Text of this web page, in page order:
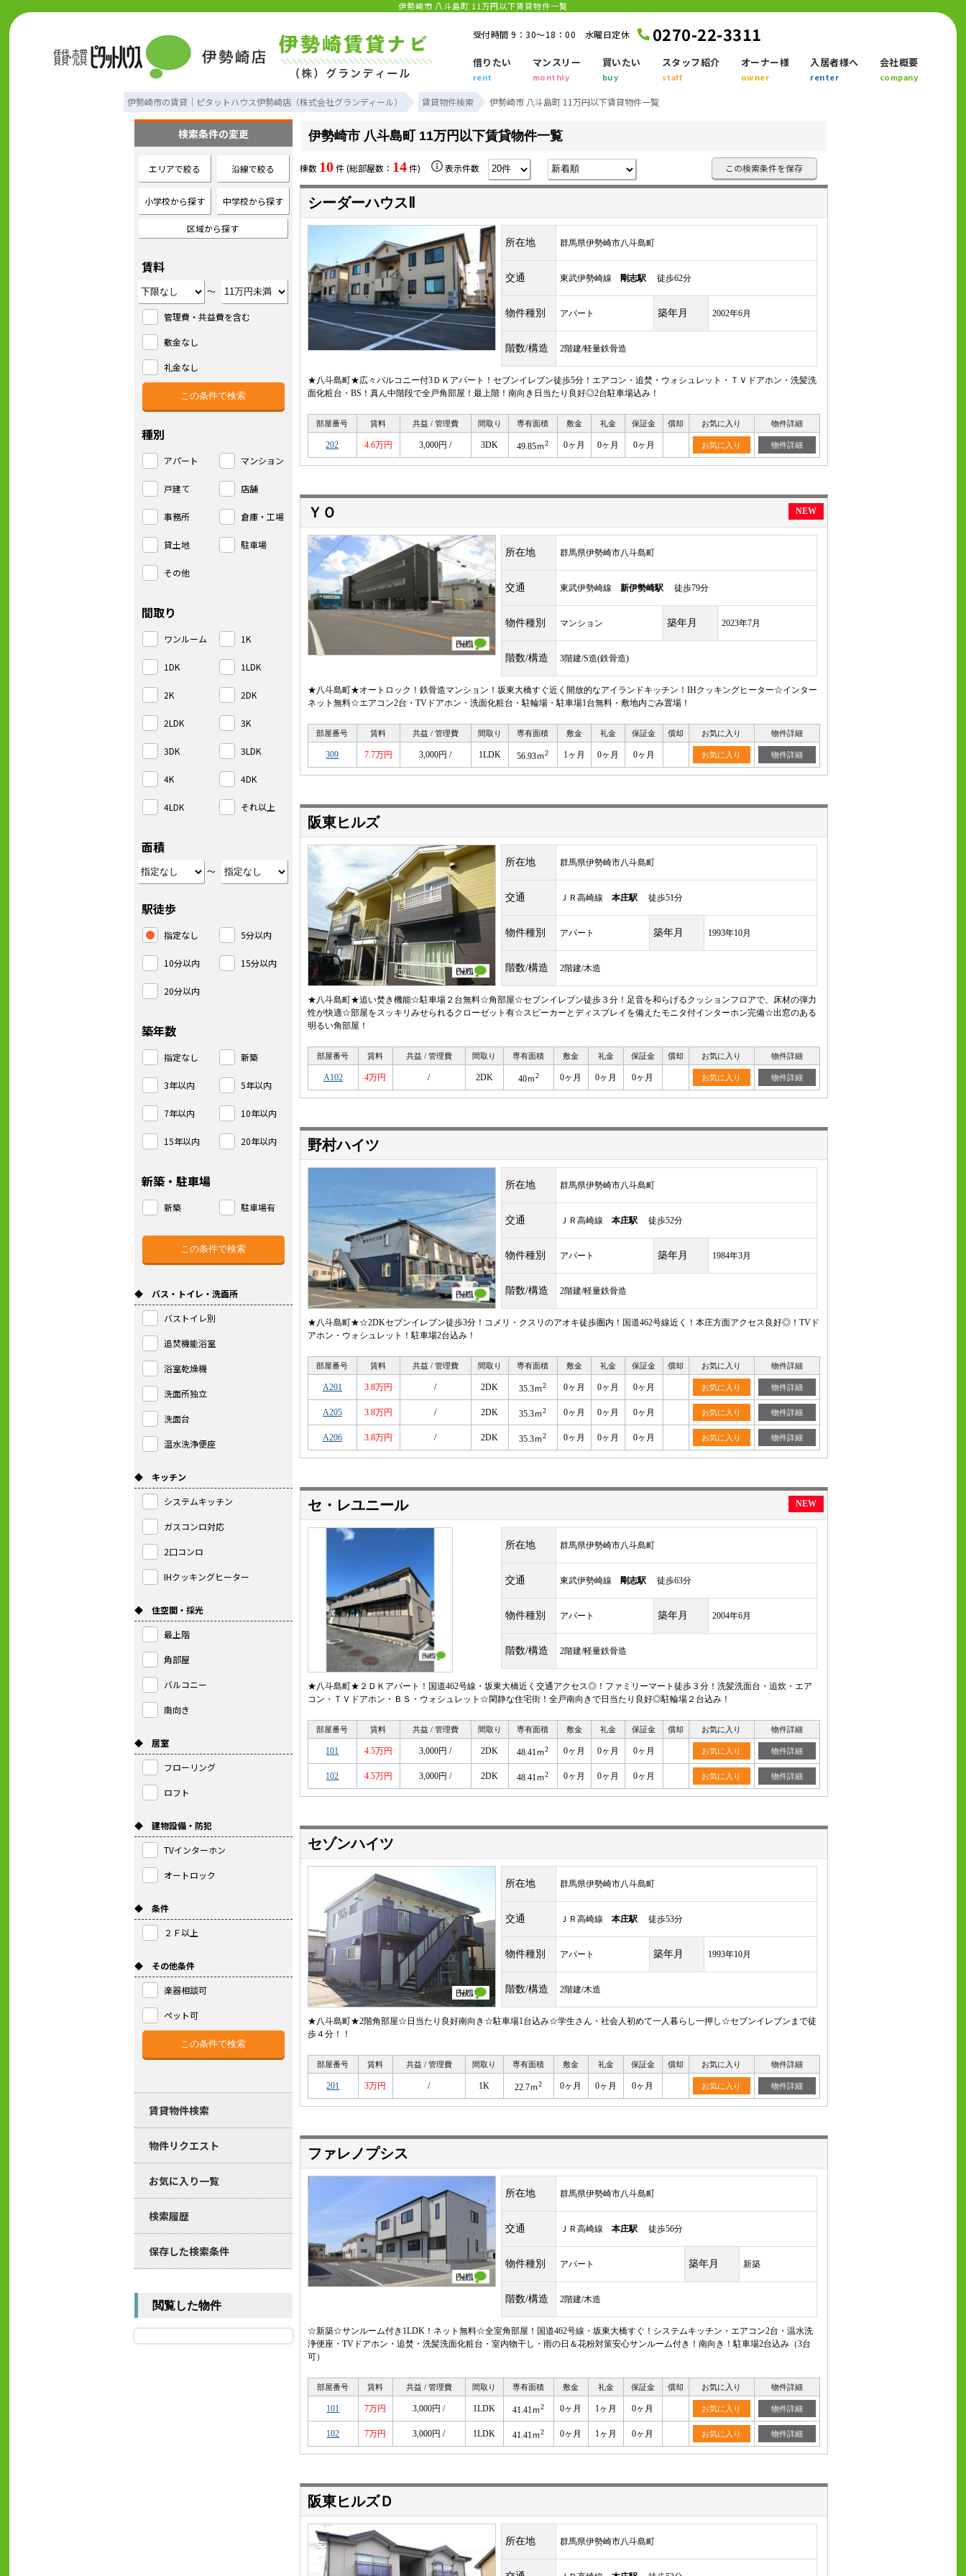
伊勢崎市 八斗島町 11万円以下賃貸物件一覧
受付時間 9：30～18：00 水曜日定休 0270-22-3311
借りたい
rent
マンスリー
monthly
買いたい
buy
スタッフ紹介
staff
オーナー様
owner
入居者様へ
renter
会社概要
company
伊勢崎市の賃貸｜ピタットハウス伊勢崎店（株式会社グランディール） 賃貸物件検索 伊勢崎市 八斗島町 11万円以下賃貸物件一覧
伊勢崎市 八斗島町 11万円以下賃貸物件一覧
棟数 10件 (総部屋数： 14件) 表示件数 この検索条件を保存
シーダーハウスⅡ
所在地 群馬県伊勢崎市八斗島町
交通 東武伊勢崎線 剛志駅徒歩62分
物件種別 アパート 築年月 2002年6月
階数/構造 2階建/軽量鉄骨造
★八斗島町★広々バルコニー付3ＤＫアパート！セブンイレブン徒歩5分！エアコン・追焚・ウォシュレット・ＴＶドアホン・洗髪洗
面化粧台・BS！真ん中階段で全戸角部屋！最上階！南向き日当たり良好◎2台駐車場込み！
部屋番号 賃料 共益 / 管理費 間取り 専有面積 敷金 礼金 保証金 償却 お気に入り 物件詳細
202 4.6万円 3,000円 / 3DK 49.85ｍ2 0ヶ月 0ヶ月 0ヶ月 お気に入り 物件詳細
ＹＯ NEW
所在地 群馬県伊勢崎市八斗島町
交通 東武伊勢崎線 新伊勢崎駅徒歩79分
物件種別 マンション 築年月 2023年7月
階数/構造 3階建/S造(鉄骨造)
★八斗島町★オートロック！鉄骨造マンション！坂東大橋すぐ近く開放的なアイランドキッチン！IHクッキングヒーター☆インター
ネット無料☆エアコン2台・TVドアホン・洗面化粧台・駐輪場・駐車場1台無料・敷地内ごみ置場！
部屋番号 賃料 共益 / 管理費 間取り 専有面積 敷金 礼金 保証金 償却 お気に入り 物件詳細
309 7.7万円 3,000円 / 1LDK 56.93ｍ2 1ヶ月 0ヶ月 0ヶ月 お気に入り 物件詳細
阪東ヒルズ
所在地 群馬県伊勢崎市八斗島町
交通 ＪＲ高崎線 本庄駅徒歩51分
物件種別 アパート 築年月 1993年10月
階数/構造 2階建/木造
★八斗島町★追い焚き機能☆駐車場２台無料☆角部屋☆セブンイレブン徒歩３分！足音を和らげるクッションフロアで、床材の弾力
性が快適☆部屋をスッキリみせられるクローゼット有☆スピーカーとディスプレイを備えたモニタ付インターホン完備☆出窓のある
明るい角部屋！
部屋番号 賃料 共益 / 管理費 間取り 専有面積 敷金 礼金 保証金 償却 お気に入り 物件詳細
A102 4万円 / 2DK 40ｍ2 0ヶ月 0ヶ月 0ヶ月 お気に入り 物件詳細
野村ハイツ
所在地 群馬県伊勢崎市八斗島町
交通 ＪＲ高崎線 本庄駅徒歩52分
物件種別 アパート 築年月 1984年3月
階数/構造 2階建/軽量鉄骨造
★八斗島町★☆2DKセブンイレブン徒歩3分！コメリ・クスリのアオキ徒歩圏内！国道462号線近く！本庄方面アクセス良好◎！TVド
アホン・ウォシュレット！駐車場2台込み！
部屋番号 賃料 共益 / 管理費 間取り 専有面積 敷金 礼金 保証金 償却 お気に入り 物件詳細
A201 3.8万円 / 2DK 35.3ｍ2 0ヶ月 0ヶ月 0ヶ月 お気に入り 物件詳細
A205 3.8万円 / 2DK 35.3ｍ2 0ヶ月 0ヶ月 0ヶ月 お気に入り 物件詳細
A206 3.8万円 / 2DK 35.3ｍ2 0ヶ月 0ヶ月 0ヶ月 お気に入り 物件詳細
セ・レユニール NEW
所在地 群馬県伊勢崎市八斗島町
交通 東武伊勢崎線 剛志駅徒歩63分
物件種別 アパート 築年月 2004年6月
階数/構造 2階建/軽量鉄骨造
★八斗島町★２ＤＫアパート！国道462号線・坂東大橋近く交通アクセス◎！ファミリーマート徒歩３分！洗髪洗面台・追炊・エア
コン・ＴＶドアホン・ＢＳ・ウォシュレット☆閑静な住宅街！全戸南向きで日当たり良好◎駐輪場２台込み！
部屋番号 賃料 共益 / 管理費 間取り 専有面積 敷金 礼金 保証金 償却 お気に入り 物件詳細
101 4.5万円 3,000円 / 2DK 48.41ｍ2 0ヶ月 0ヶ月 0ヶ月 お気に入り 物件詳細
102 4.5万円 3,000円 / 2DK 48.41ｍ2 0ヶ月 0ヶ月 0ヶ月 お気に入り 物件詳細
セゾンハイツ
所在地 群馬県伊勢崎市八斗島町
交通 ＪＲ高崎線 本庄駅徒歩53分
物件種別 アパート 築年月 1993年10月
階数/構造 2階建/木造
★八斗島町★2階角部屋☆日当たり良好南向き☆駐車場1台込み☆学生さん・社会人初めて一人暮らし一押し☆セブンイレブンまで徒
歩４分！！
部屋番号 賃料 共益 / 管理費 間取り 専有面積 敷金 礼金 保証金 償却 お気に入り 物件詳細
201 3万円 / 1K 22.7ｍ2 0ヶ月 0ヶ月 0ヶ月 お気に入り 物件詳細
ファレノプシス
所在地 群馬県伊勢崎市八斗島町
交通 ＪＲ高崎線 本庄駅徒歩56分
物件種別 アパート 築年月 新築
階数/構造 2階建/木造
☆新築☆サンルーム付き1LDK！ネット無料☆全室角部屋！国道462号線・坂東大橋すぐ！システムキッチン・エアコン2台・温水洗
浄便座・TVドアホン・追焚・洗髪洗面化粧台・室内物干し・雨の日＆花粉対策安心サンルーム付き！南向き！駐車場2台込み（3台
可）
部屋番号 賃料 共益 / 管理費 間取り 専有面積 敷金 礼金 保証金 償却 お気に入り 物件詳細
101 7万円 3,000円 / 1LDK 41.41ｍ2 0ヶ月 1ヶ月 0ヶ月 お気に入り 物件詳細
102 7万円 3,000円 / 1LDK 41.41ｍ2 0ヶ月 1ヶ月 0ヶ月 お気に入り 物件詳細
阪東ヒルズＤ
所在地 群馬県伊勢崎市八斗島町
検索条件の変更
エリアで絞る 沿線で絞る
小学校から探す 中学校から探す
区域から探す
賃料
～
管理費・共益費を含む
敷金なし
礼金なし
種別
アパート マンション
戸建て 店舗
事務所 倉庫・工場
貸土地 駐車場
その他
間取り
ワンルーム 1K
1DK 1LDK
2K 2DK
2LDK 3K
3DK 3LDK
4K 4DK
4LDK それ以上
面積
～
駅徒歩
指定なし 5分以内
10分以内 15分以内
20分以内
築年数
指定なし 新築
3年以内 5年以内
7年以内 10年以内
15年以内 20年以内
新築・駐車場
新築 駐車場有
◆ バス・トイレ・洗面所
バストイレ別
追焚機能浴室
浴室乾燥機
洗面所独立
洗面台
温水洗浄便座
◆ キッチン
システムキッチン
ガスコンロ対応
2口コンロ
IHクッキングヒーター
◆ 住空間・採光
最上階
角部屋
バルコニー
南向き
◆ 居室
フローリング
ロフト
◆ 建物設備・防犯
TVインターホン
オートロック
◆ 条件
２Ｆ以上
◆ その他条件
楽器相談可
ペット可
賃貸物件検索
物件リクエスト
お気に入り一覧
検索履歴
保存した検索条件
閲覧した物件